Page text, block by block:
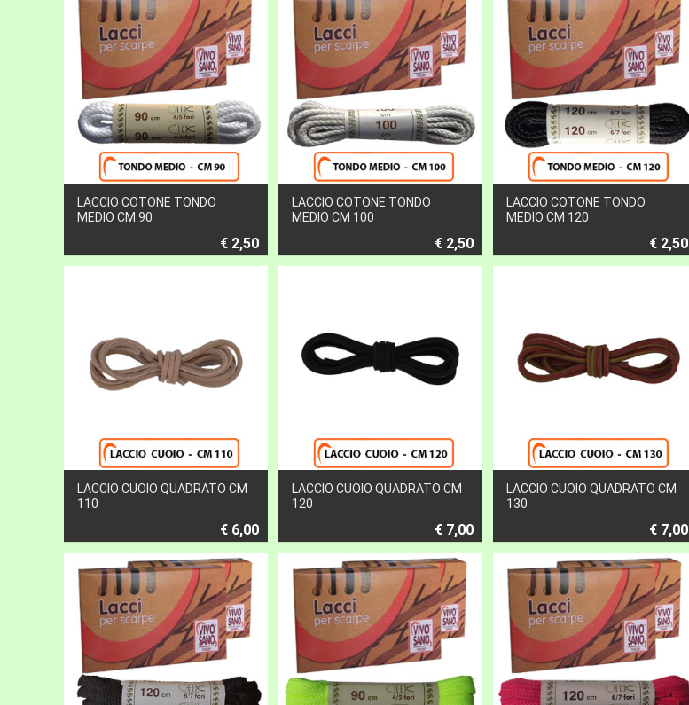
LACCIO COTONE TONDO
MEDIO CM 90
€ 2,50
LACCIO COTONE TONDO
MEDIO CM 100
€ 2,50
LACCIO COTONE TONDO
MEDIO CM 120
€ 2,50
LACCIO CUOIO QUADRATO CM
110
€ 6,00
LACCIO CUOIO QUADRATO CM
120
€ 7,00
LACCIO CUOIO QUADRATO CM
130
€ 7,00